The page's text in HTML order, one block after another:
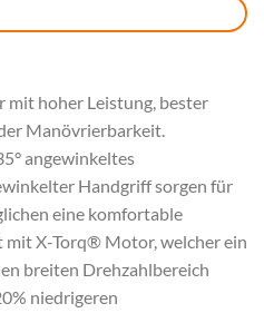
mit hoher Leistung, bester
Manövrierbarkeit.
angewinkeltes
Handgriff sorgen für
eine komfortable
X-Torq® Motor, welcher ein
breiten Drehzahlbereich
niedrigeren